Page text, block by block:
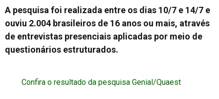
A pesquisa foi realizada entre os dias 10/7 e 14/7 e
ouviu 2.004 brasileiros de 16 anos ou mais, através
de entrevistas presenciais aplicadas por meio de
questionários estruturados.
Confira o resultado da pesquisa Genial/Quaest